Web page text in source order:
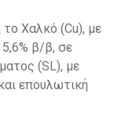
το Χαλκό (Cu), με
5,6% β/β, σε
(SL), με
επουλωτική